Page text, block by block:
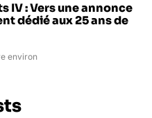
IV : Vers une annonce
dédié aux 25 ans de
environ